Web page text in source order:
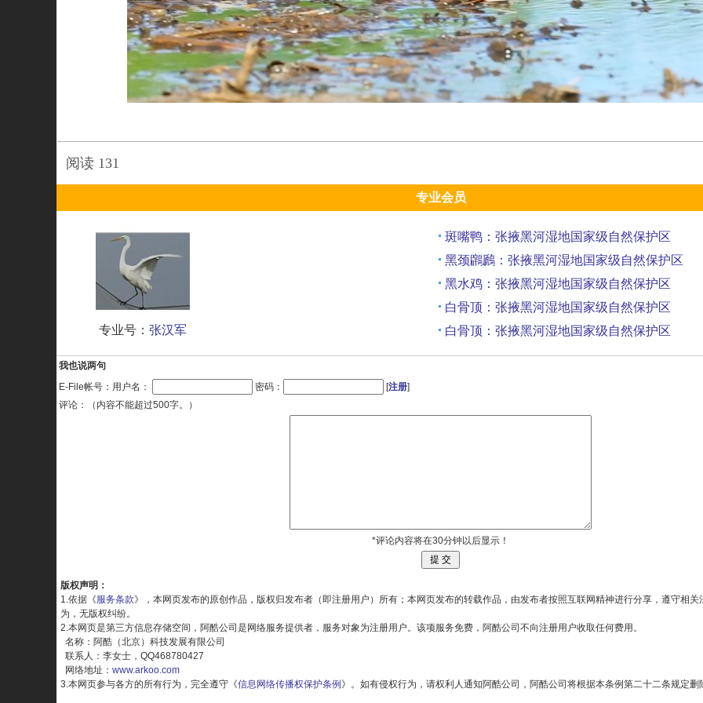
阅读 131
专业会员
专业号： 张汉军
斑嘴鸭：张掖黑河湿地国家级自然保护区
黑颈鸊鷉：张掖黑河湿地国家级自然保护区
黑水鸡：张掖黑河湿地国家级自然保护区
白骨顶：张掖黑河湿地国家级自然保护区
白骨顶：张掖黑河湿地国家级自然保护区
长趾滨鹬：张掖黑河湿地国家级自然保护区
我也说两句
E-File帐号：用户名：
密码： [注册]
评论：（内容不能超过500字。）
*评论内容将在30分钟以后显示！
版权声明：
1.依据《服务条款》，本网页发布的原创作品，版权归发布者（即注册用户）所有；本网页发布的转载作品，由发布者按照互联网精神进行分享，遵守相
为，无版权纠纷。
2.本网页是第三方信息存储空间，阿酷公司是网络服务提供者，服务对象为注册用户。该项服务免费，阿酷公司不向注册用户收取任何费用。
名称：阿酷（北京）科技发展有限公司
联系人：李女士，QQ468780427
网络地址： www.arkoo.com
3.本网页参与各方的所有行为，完全遵守《信息网络传播权保护条例 》。如有侵权行为，请权利人通知阿酷公司，阿酷公司将根据本条例第二十二条规定删